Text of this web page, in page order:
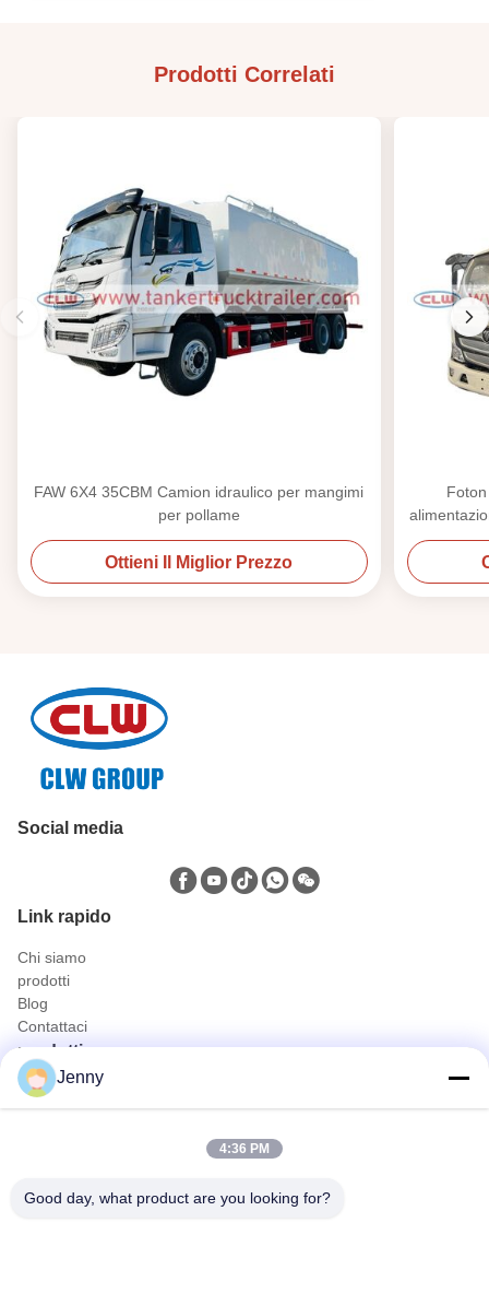
Prodotti Correlati
FAW 6X4 35CBM Camion idraulico per mangimi
per pollame
Ottieni Il Miglior Prezzo
Social media
Link rapido
Chi siamo
prodotti
Blog
Contattaci
prodotti
Camion petrolifero e del gas
Camion sanitario
Agricoltura e trasporto di animali e alimenti
fuori dal camion della strada
Jenny
4:36 PM
Good day, what product are you looking for?